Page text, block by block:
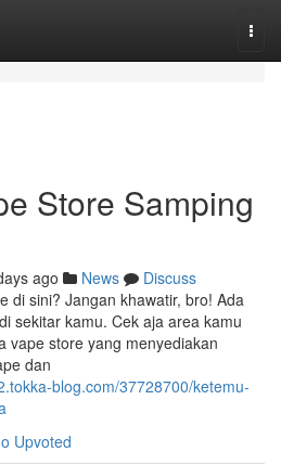
Store Samping
ago News
Discuss
di sini? Jangan khawatir, bro! Ada
sekitar kamu. Cek aja area kamu
vape store yang menyediakan
dan
blog.com/37728700/ketemu-
Upvoted